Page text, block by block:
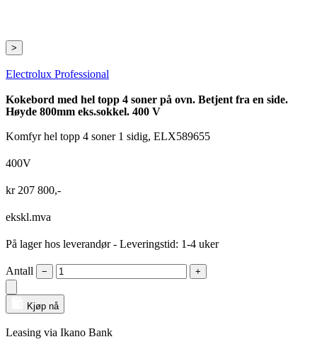
>
Electrolux Professional
Kokebord med hel topp 4 soner på ovn. Betjent fra en side.
Høyde 800mm eks.sokkel. 400 V
Komfyr hel topp 4 soner 1 sidig, ELX589655
400V
kr207 800,-
ekskl.mva
På lager hos leverandør- Leveringstid: 1-4 uker
Antall − +
Kjøp nå
Leasing via Ikano Bank